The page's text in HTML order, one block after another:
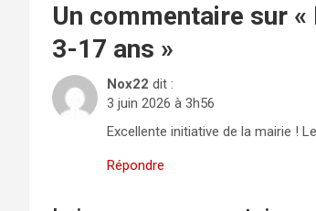
Un commentaire sur «
3-17 ans »
Nox22 dit :
3 juin 2026 à 3h56
Excellente initiative de la mairie !
Répondre